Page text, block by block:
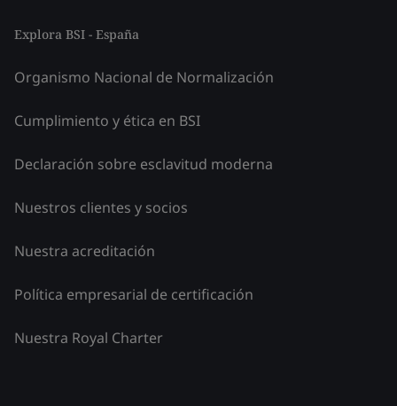
Explora BSI - España
Organismo Nacional de Normalización
Cumplimiento y ética en BSI
Declaración sobre esclavitud moderna
Nuestros clientes y socios
Nuestra acreditación
Política empresarial de certificación
Nuestra Royal Charter